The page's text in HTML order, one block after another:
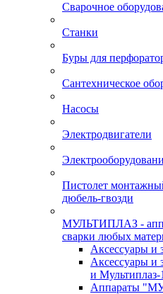
Сварочное
Станки
Буры для
Сантехническое
Насосы
Электродвигатели
Пистолет
дюбель-гвозди
МУЛЬТИПЛАЗ -
сварки любых
Аксессуары и
Аксессуары и
и Мультиплаз-
Аппараты